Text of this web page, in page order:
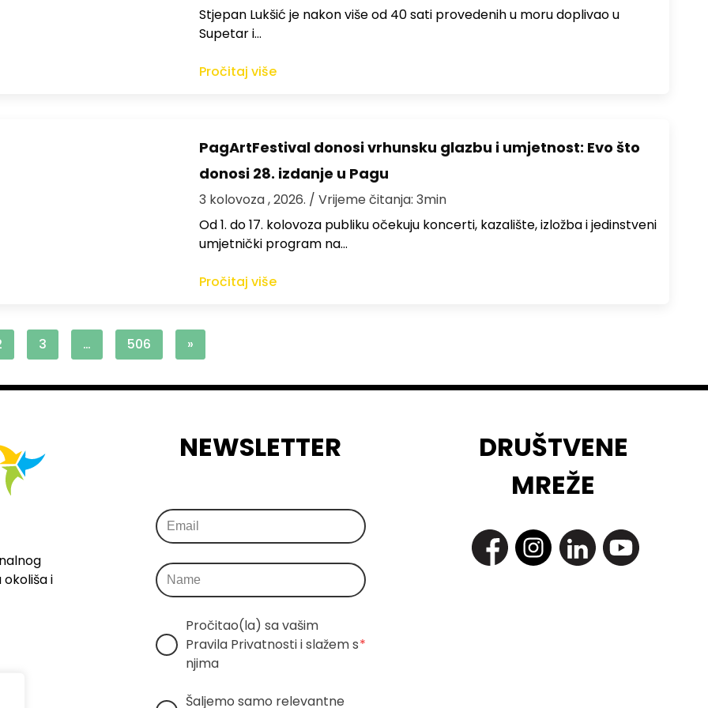
St​jepan Lukšić je nakon više od 40 sati provedenih u moru doplivao u
Supetar i…
Pročitaj više
PagArtFestival donosi vrhunsku glazbu i umjetnost: Evo što
donosi 28. izdanje u Pagu
3 kolovoza , 2026. / Vrijeme čitanja: 3min
Od 1. do 17. kolovoza publiku očekuju koncerti, kazalište, izložba i jedinstveni
umjetnički program na…
Pročitaj više
3 … 506 »
i
NEWSLETTER
Pročitao(la) sa vašim
Pravila Privatnosti i slažem s
njima
*
Šaljemo samo relevantne
DRUŠTVENE
MREŽE